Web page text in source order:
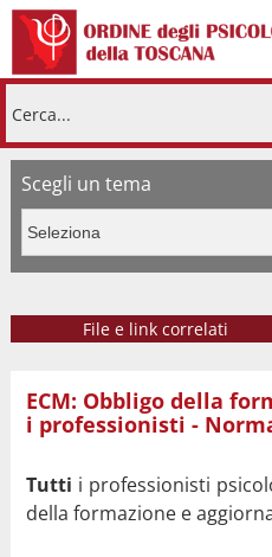
Cerca...
Scegli un tema
ECM File e link correlati
SITO del Ministero della Salute
ECM: Obbligo della
i professionisti -
Tutti i professionisti
della formazione e